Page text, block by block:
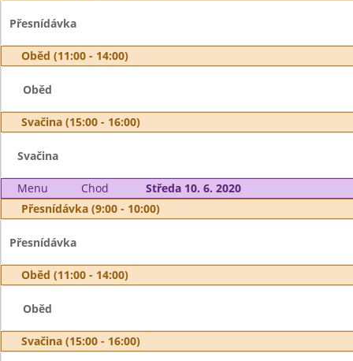
Přesnídávka
Oběd (11:00 - 14:00)
Oběd
Svačina (15:00 - 16:00)
Svačina
Menu Chod
Středa 10. 6. 2020
Přesnídávka (9:00 - 10:00)
Přesnídávka
Oběd (11:00 - 14:00)
Oběd
Svačina (15:00 - 16:00)